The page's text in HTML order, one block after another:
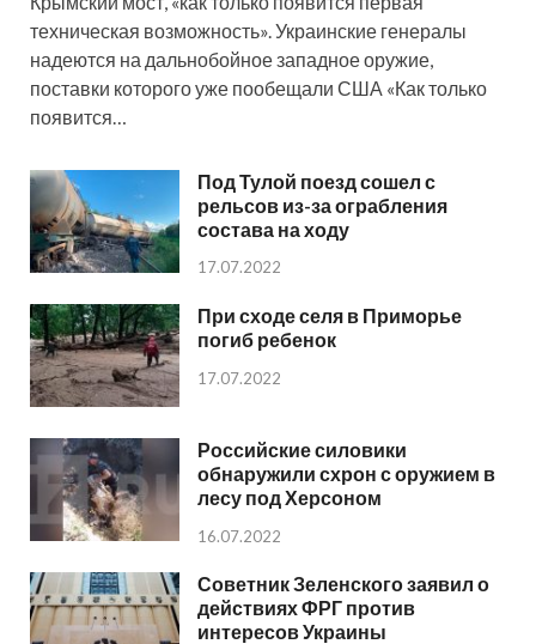
техническая возможность». Украинские генералы
надеются на дальнобойное западное оружие,
поставки которого уже пообещали США «Как только
появится…
Под Тулой поезд сошел с
рельсов из-за ограбления
состава на ходу
17.07.2022
При сходе селя в Приморье
погиб ребенок
17.07.2022
Российские силовики
обнаружили схрон с оружием в
лесу под Херсоном
16.07.2022
Советник Зеленского заявил о
действиях ФРГ против
интересов Украины